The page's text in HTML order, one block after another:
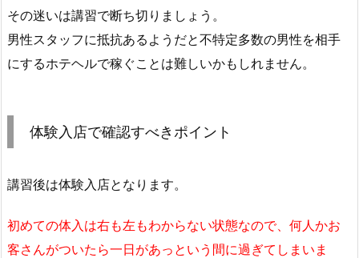
その迷いは講習で断ち切りましょう。
男性スタッフに抵抗あるようだと不特定多数の男性を相手
にするホテヘルで稼ぐことは難しいかもしれません。
体験入店で確認すべきポイント
講習後は体験入店となります。
初めての体入は右も左もわからない状態なので、何人かお
客さんがついたら一日があっという間に過ぎてしまいま